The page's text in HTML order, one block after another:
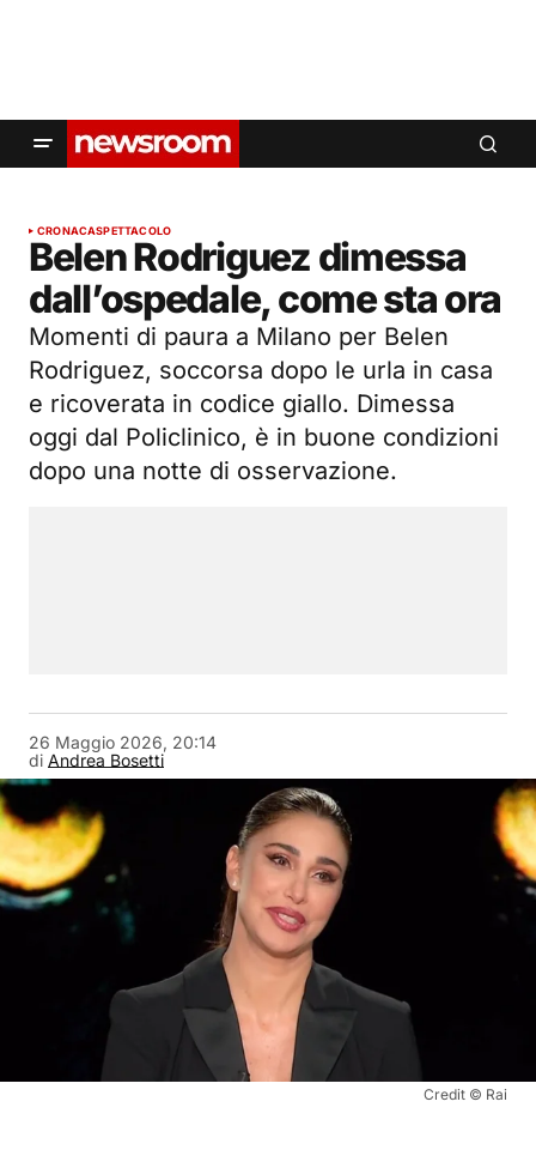
CRONACASPETTACOLO
Belen Rodriguez dimessa
dall’ospedale, come sta ora
Momenti di paura a Milano per Belen
Rodriguez, soccorsa dopo le urla in casa
e ricoverata in codice giallo. Dimessa
oggi dal Policlinico, è in buone condizioni
dopo una notte di osservazione.
di Andrea Bosetti
26 Maggio 2026, 20:14
Credit © Rai